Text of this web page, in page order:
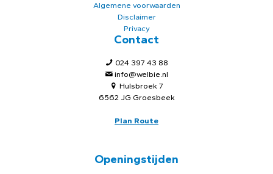
Algemene voorwaarden
Disclaimer
Privacy
Contact
024 397 43 88
info@welbie.nl
Hulsbroek 7
6562 JG Groesbeek
Plan Route
Openingstijden